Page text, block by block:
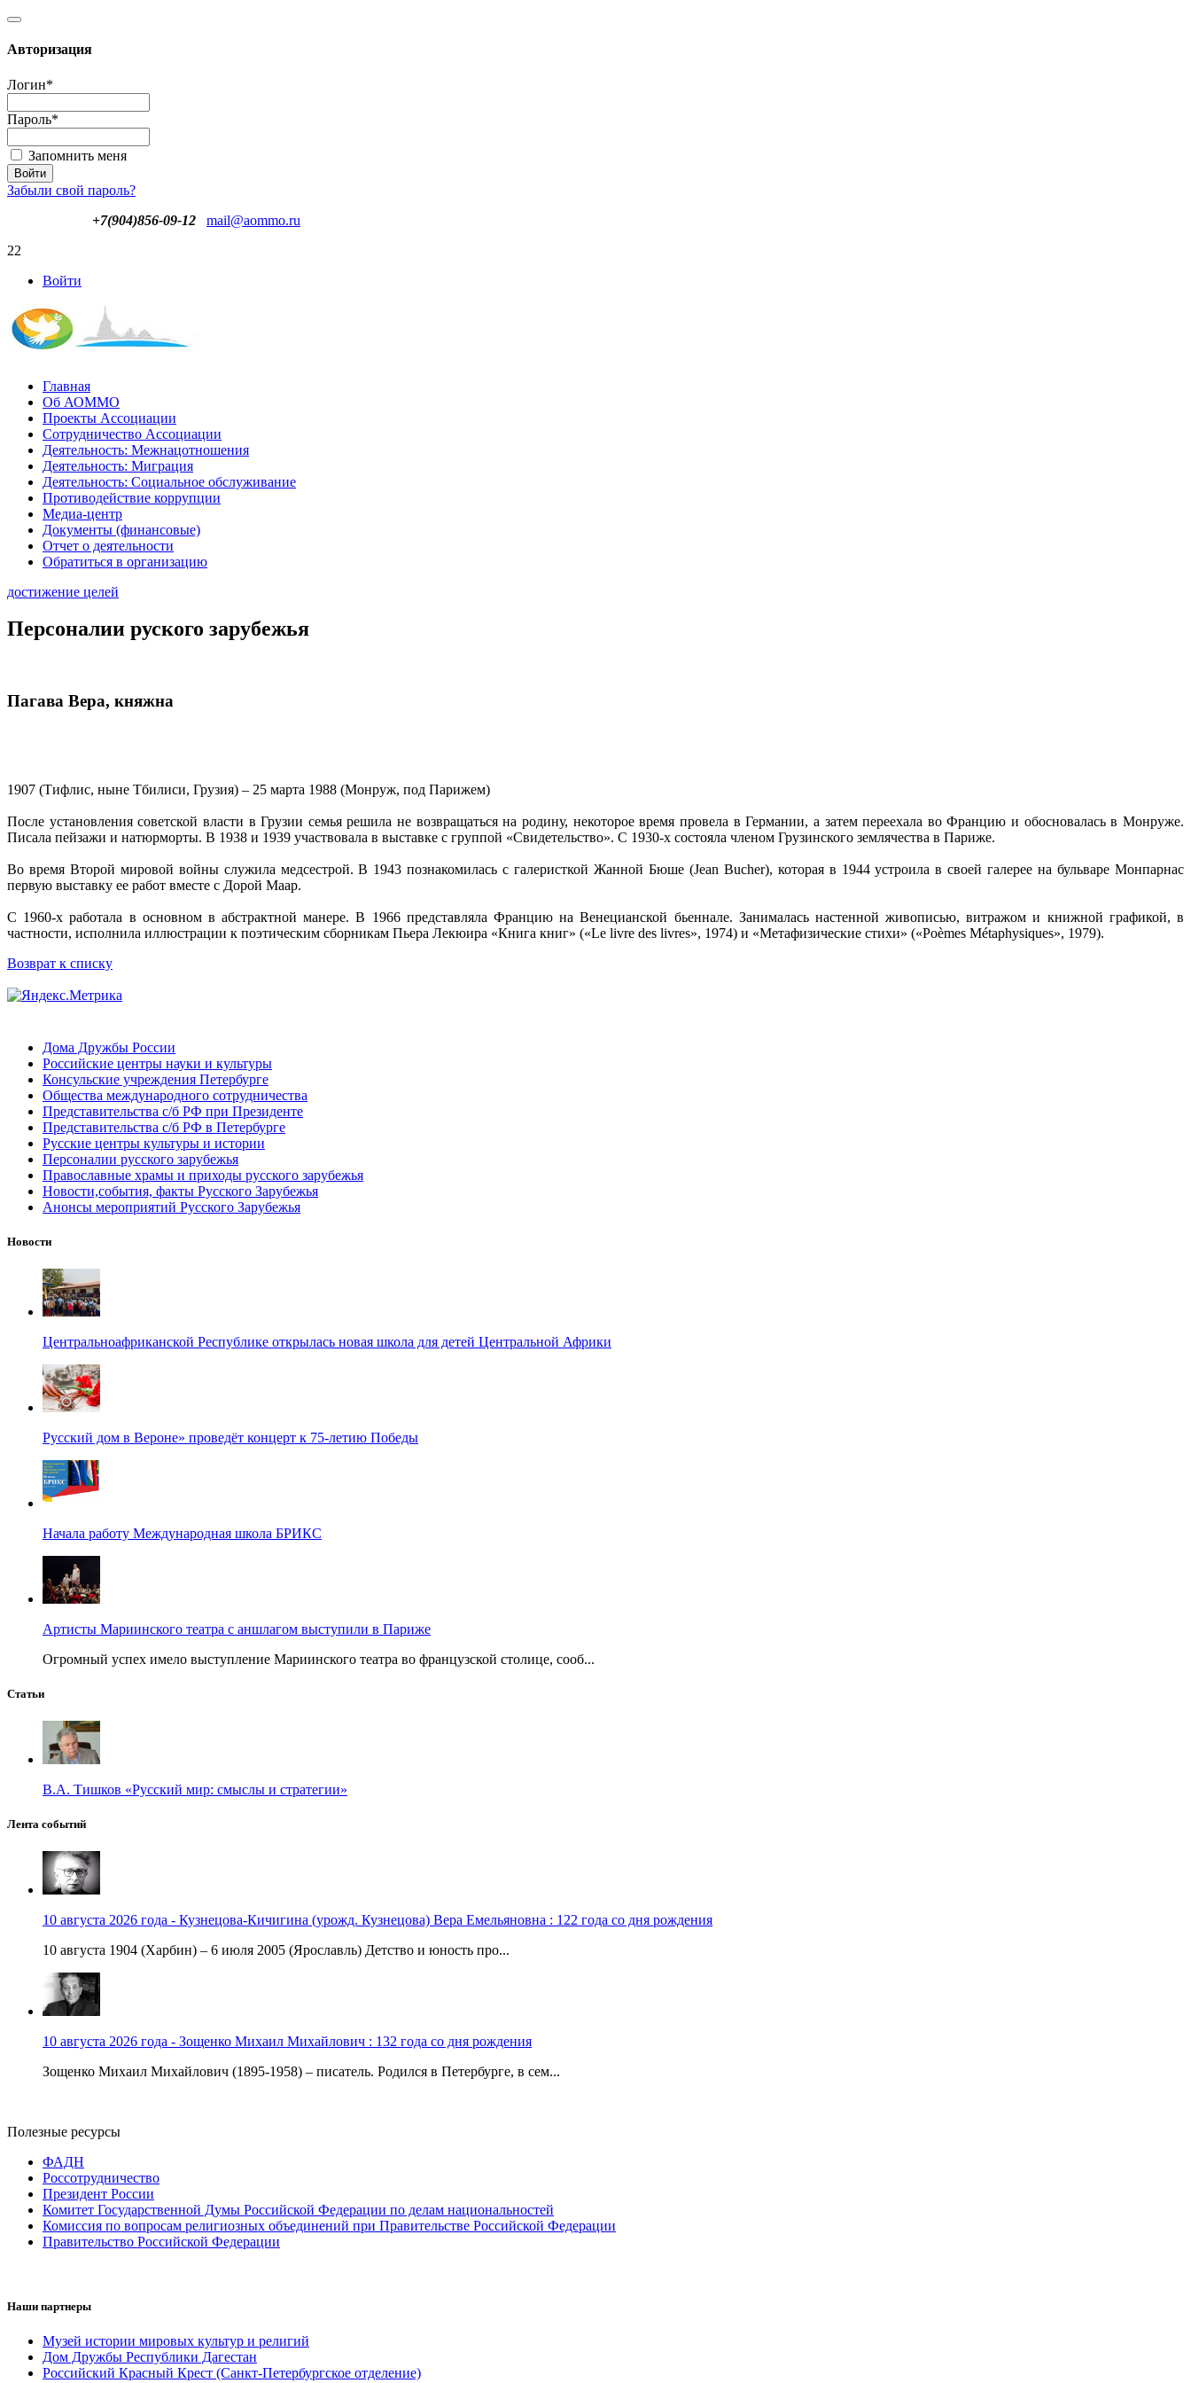
Авторизация
Логин*
Пароль*
Запомнить меня
Забыли свой пароль?
+7(904)856-09-12
mail@aommo.ru
22
Войти
Главная
Об АОММО
Проекты Ассоциации
Сотрудничество Ассоциации
Деятельность: Межнацотношения
Деятельность: Миграция
Деятельность: Социальное обслуживание
Противодействие коррупции
Медиа-центр
Документы (финансовые)
Отчет о деятельности
Обратиться в организацию
достижение целей
Персоналии руского зарубежья
Пагава Вера, княжна
1907 (Тифлис, ныне Тбилиси, Грузия) – 25 марта 1988 (Монруж, под Парижем)
После установления советской власти в Грузии семья решила не возвращаться на родину, некоторое время провела в Германии, а затем переехала во Францию и обосновалась в Монруже.
Писала пейзажи и натюрморты. В 1938 и 1939 участвовала в выставке с группой «Свидетельство». С 1930-х состояла членом Грузинского землячества в Париже.
Во время Второй мировой войны служила медсестрой. В 1943 познакомилась с галеристкой Жанной Бюше (Jean Bucher), которая в 1944 устроила в своей галерее на бульваре Монпарнас
первую выставку ее работ вместе с Дорой Маар.
С 1960-х работала в основном в абстрактной манере. В 1966 представляла Францию на Венецианской бьеннале. Занималась настенной живописью, витражом и книжной графикой, в
частности, исполнила иллюстрации к поэтическим сборникам Пьера Лекюира «Книга книг» («Le livre des livres», 1974) и «Метафизические стихи» («Poèmes Métaphysiques», 1979).
Возврат к списку
Дома Дружбы России
Российские центры науки и культуры
Консульские учреждения Петербурге
Общества международного сотрудничества
Представительства с/б РФ при Президенте
Представительства с/б РФ в Петербурге
Русские центры культуры и истории
Персоналии русского зарубежья
Православные храмы и приходы русского зарубежья
Новости,события, факты Русского Зарубежья
Анонсы мероприятий Русского Зарубежья
Новости
Центральноафриканской Республике открылась новая школа для детей Центральной Африки
Русский дом в Вероне» проведёт концерт к 75-летию Победы
Начала работу Международная школа БРИКС
Артисты Мариинского театра с аншлагом выступили в Париже
Огромный успех имело выступление Мариинского театра во французской столице, сооб...
Статьи
В.А. Тишков «Русский мир: смыслы и стратегии»
Лента событий
10 августа 2026 года - Кузнецова-Кичигина (урожд. Кузнецова) Вера Емельяновна : 122 года со дня рождения
10 августа 1904 (Харбин) – 6 июля 2005 (Ярославль) Детство и юность про...
10 августа 2026 года - Зощенко Михаил Михайлович : 132 года со дня рождения
Зощенко Михаил Михайлович (1895-1958) – писатель. Родился в Петербурге, в сем...
Полезные ресурсы
ФАДН
Россотрудничество
Президент России
Комитет Государственной Думы Российской Федерации по делам национальностей
Комиссия по вопросам религиозных объединений при Правительстве Российской Федерации
Правительство Российской Федерации
Наши партнеры
Музей истории мировых культур и религий
Дом Дружбы Республики Дагестан
Российский Красный Крест (Санкт-Петербургское отделение)